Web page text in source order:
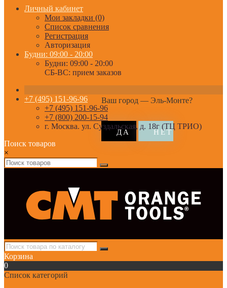
Личный кабинет
Мои закладки (0)
Список сравнения
Регистрация
Авторизация
Будни: 09:00 - 20:00
Будни: 09:00 - 20:00
СБ-ВС: прием заказов
Ваш город — Эль-Монте?
+7 (495) 151-96-96
+7 (495) 151-96-96
+7 (800) 200-15-94
г. Москва. ул. Суздальская, д. 18г (ТЦ ТРИО)
Поиск товаров
×
Корзина
0
Список категорий